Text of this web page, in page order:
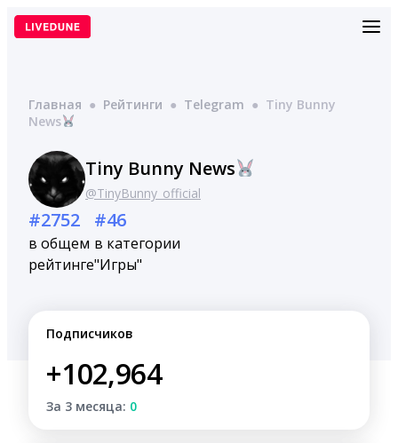
Перейти
Главная ● Рейтинги ● Telegram ● Tiny Bunny
News
Tiny Bunny News
@TinyBunny_official
#2752
в общем
рейтинге
#46
в категории
"Игры"
Подписчиков
+102,964
За 3 месяца: 0